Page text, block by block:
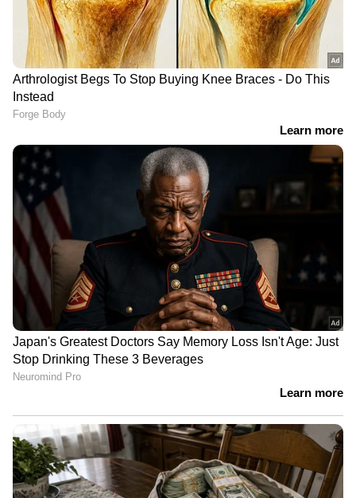
മാത്രമായിരുന്നു.
ജനുവരി 24 മുതൽ ബഹിരാകാശ പേടകം
ഭൂമിയിൽ നിന്ന് ഏകദേശം ഒരു ദശലക്ഷം
മൈൽ അകലെയുള്ള രണ്ടാമത്തെ ലാഗ്രാഞ്ച്
പോയിന്റ് അഥവാ L2 യെ പരിക്രമണം
ചെയ്യുന്നു. L2-ൽ, സൂര്യന്റെയും ഭൂമിയുടെയും
ഗുരുത്വാകർഷണ ശക്തികൾ വെബിന്റെ
ചലനത്തെ ഭൂമിയുമായി സമന്വയിപ്പിച്ച്
സൂര്യനുചുറ്റും നിലനിർത്തുന്നു.വെബ്
ദൂരദർശിനിയുടെ പ്രാഥമിക ദർപ്പണത്തിന് 6.5
മീറ്റർ (ഏകദേശം 21 അടി) വ്യാസമുണ്ട്,
ഹബിളിന്റെ 2.4 മീറ്ററുമായി
താരതമ്യപ്പെടുത്തുമ്പോൾ, വെബ്ബിന് ഏഴിരട്ടി
പ്രകാശം ശേഖരിക്കാനാകും. അങ്ങനെ
ബഹിരാകാശം കൂടുതൽ വ്യക്തമായി
കാണാനാകും.ഇൻഫ്രാറെഡ് റേഡിയേഷനോട്
വെബ്ബിൽ സജ്ജീകരിച്ചിരിക്കുന്നു എന്ന
പ്രത്യേകതയുമുണ്ട്.